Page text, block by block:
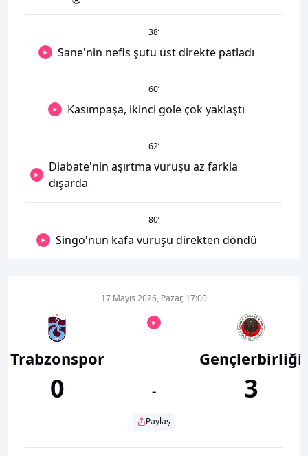
38’
Sane'nin nefis şutu üst direkte patladı
60’
Kasımpaşa, ikinci gole çok yaklaştı
62’
Diabate'nin aşırtma vuruşu az farkla
dışarda
80’
Singo'nun kafa vuruşu direkten döndü
Trabzonspor
0
17 Mayıs 2026, Pazar, 17:00
-
Paylaş
Gençlerbirliği
3